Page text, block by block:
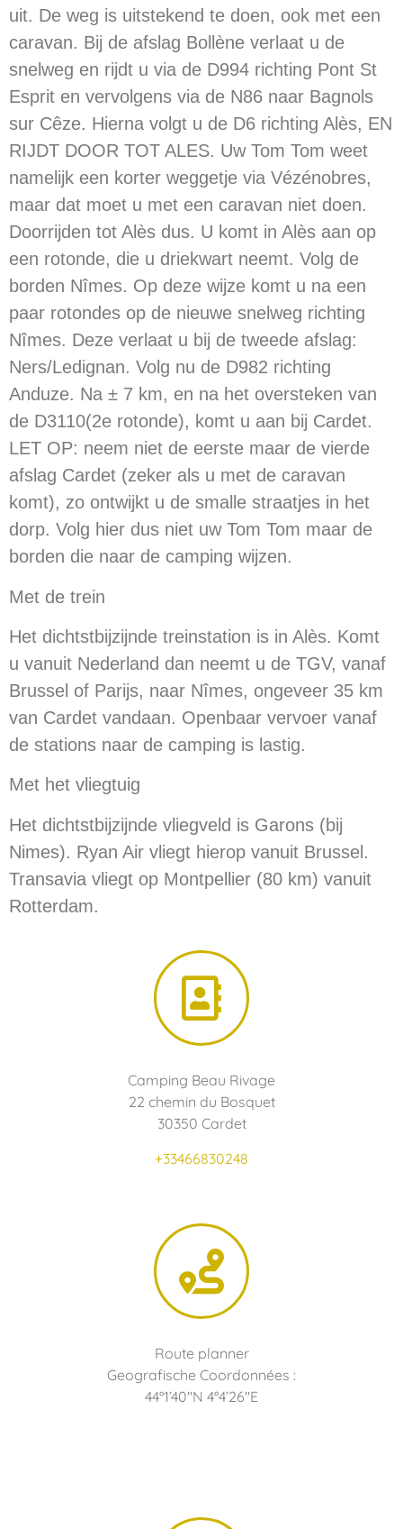
uit. De weg is uitstekend te doen, ook met een
caravan. Bij de afslag Bollène verlaat u de
snelweg en rijdt u via de D994 richting Pont St
Esprit en vervolgens via de N86 naar Bagnols
sur Cêze. Hierna volgt u de D6 richting Alès, EN
RIJDT DOOR TOT ALES. Uw Tom Tom weet
namelijk een korter weggetje via Vézénobres,
maar dat moet u met een caravan niet doen.
Doorrijden tot Alès dus. U komt in Alès aan op
een rotonde, die u driekwart neemt. Volg de
borden Nîmes. Op deze wijze komt u na een
paar rotondes op de nieuwe snelweg richting
Nîmes. Deze verlaat u bij de tweede afslag:
Ners/Ledignan. Volg nu de D982 richting
Anduze. Na ± 7 km, en na het oversteken van
de D3110(2e rotonde), komt u aan bij Cardet.
LET OP: neem niet de eerste maar de vierde
afslag Cardet (zeker als u met de caravan
komt), zo ontwijkt u de smalle straatjes in het
dorp. Volg hier dus niet uw Tom Tom maar de
borden die naar de camping wijzen.
Met de trein
Het dichtstbijzijnde treinstation is in Alès. Komt
u vanuit Nederland dan neemt u de TGV, vanaf
Brussel of Parijs, naar Nîmes, ongeveer 35 km
van Cardet vandaan. Openbaar vervoer vanaf
de stations naar de camping is lastig.
Met het vliegtuig
Het dichtstbijzijnde vliegveld is Garons (bij
Nimes). Ryan Air vliegt hierop vanuit Brussel.
Transavia vliegt op Montpellier (80 km) vanuit
Rotterdam.
Camping Beau Rivage
22 chemin du Bosquet
30350 Cardet
+33466830248
Route planner
Geografische Coordonnées :
44°1’40″N 4°4’26″E